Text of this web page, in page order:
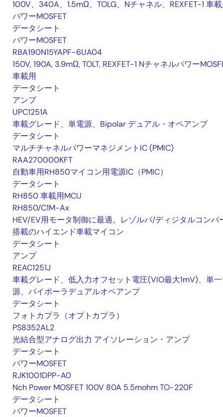
100V、340A、1.5mΩ、TOLG、Nチャネル、REXFET-1 車
パワーMOSFET
データシート
パワーMOSFET
RBA190N15YAPF-6UA04
150V, 190A, 3.9mΩ, TOLT, REXFET-1 Nチャネルパワー
車載用
データシート
アンプ
UPC1251A
車載グレード、単電源、Bipolar デュアル・オペアンプ
データシート
マルチチャネルパワーマネジメントIC (PMIC)
RAA270000KFT
自動車用RH850マイコン用電源IC（PMIC）
データシート
RH850 車載用MCU
RH850/C1M-Ax
HEV/EV用モータ制御に最適。レゾルバ/ディジタルコンバ
搭載のハイエンド車載マイコン
データシート
アンプ
REAC1251J
車載グレード、低入力オフセット電圧(VIO最大1mV)、単
源、バイポーラデュアルオペアンプ
データシート
フォトカプラ（オプトカプラ）
PS8352AL2
光結合型アナログ出力 アイソレーション・アンプ
データシート
パワーMOSFET
RJK1001DPP-A0
Nch Power MOSFET 100V 80A 5.5mohm TO-220F
データシート
パワーMOSFET